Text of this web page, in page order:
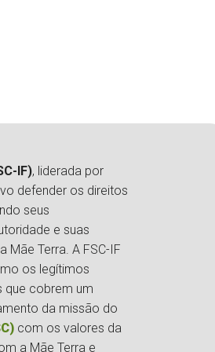
IF), liderada por
defender os direitos
seus
e suas
Terra. A FSC-IF
os legítimos
que cobrem um
da missão do
com os valores da
a Mãe Terra e